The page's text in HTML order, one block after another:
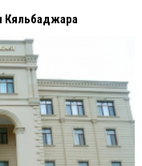
Кяльбаджара